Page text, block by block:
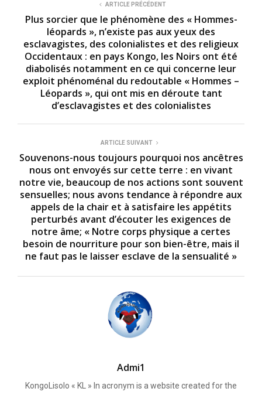
ARTICLE PRÉCÉDENT
Plus sorcier que le phénomène des « Hommes-
léopards », n’existe pas aux yeux des
esclavagistes, des colonialistes et des religieux
Occidentaux : en pays Kongo, les Noirs ont été
diabolisés notamment en ce qui concerne leur
exploit phénoménal du redoutable « Hommes –
Léopards », qui ont mis en déroute tant
d’esclavagistes et des colonialistes
ARTICLE SUIVANT
Souvenons-nous toujours pourquoi nos ancêtres
nous ont envoyés sur cette terre : en vivant
notre vie, beaucoup de nos actions sont souvent
sensuelles; nous avons tendance à répondre aux
appels de la chair et à satisfaire les appétits
perturbés avant d’écouter les exigences de
notre âme; « Notre corps physique a certes
besoin de nourriture pour son bien-être, mais il
ne faut pas le laisser esclave de la sensualité »
Admi1
KongoLisolo « KL » In acronym is a website created for the